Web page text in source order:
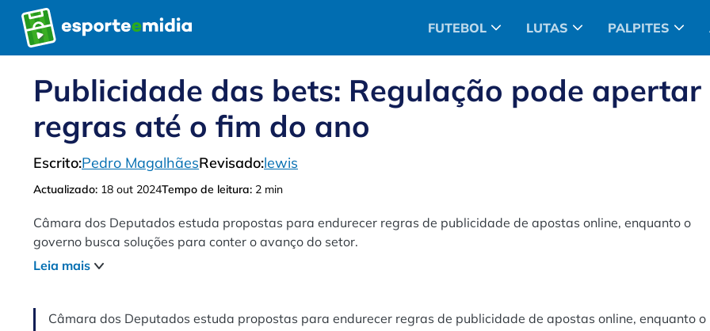
Pular
para
o
FUTEBOL LUTAS PALPITES
Publicidade das bets: Regulação pode apertar
regras até o fim do ano
Escrito:Pedro MagalhãesRevisado:lewis
Actualizado: 18 out 2024Tempo de leitura: 2 min
Câmara dos Deputados estuda propostas para endurecer regras de publicidade de apostas online, enquanto o
governo busca soluções para conter o avanço do setor.
Leia mais
Câmara dos Deputados estuda propostas para endurecer regras de publicidade de apostas online, enquanto o